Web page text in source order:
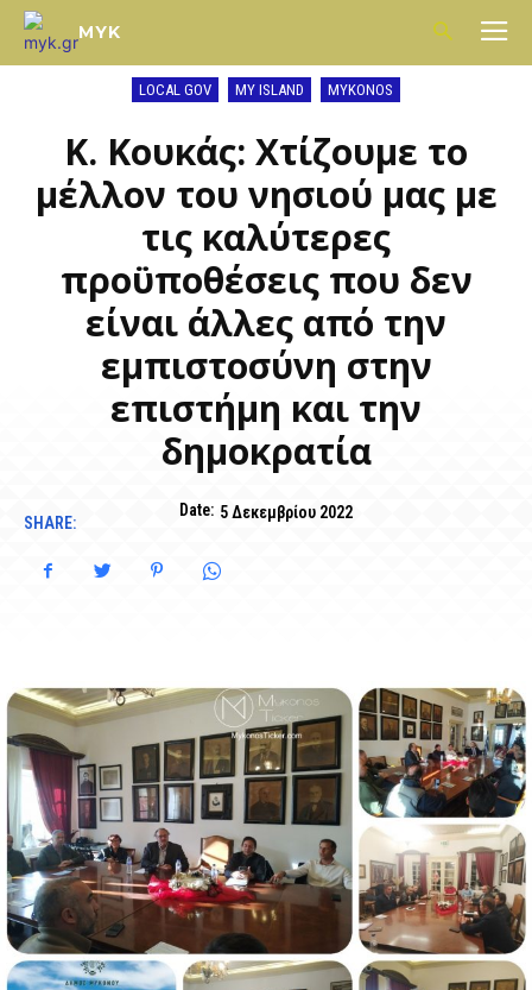
MYK
LOCAL GOV MY ISLAND MYKONOS
Κ. Κουκάς: Χτίζουμε το
μέλλον του νησιού μας με
τις καλύτερες
προϋποθέσεις που δεν
είναι άλλες από την
εμπιστοσύνη στην
επιστήμη και την
δημοκρατία
Date: 5 Δεκεμβρίου 2022
SHARE: